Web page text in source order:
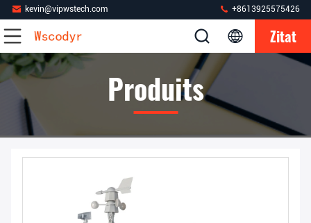
kevin@vipwstech.com +8613925575426
Zitat
Produits